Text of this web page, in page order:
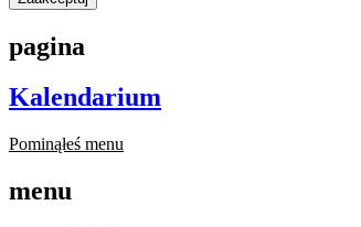
pagina
Kalendarium
Pominąłeś menu
menu